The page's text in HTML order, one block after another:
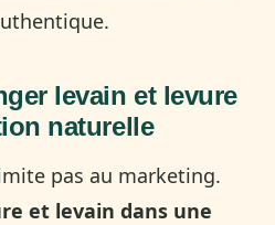
levain et levure
naturelle
pas au marketing.
et levain dans une